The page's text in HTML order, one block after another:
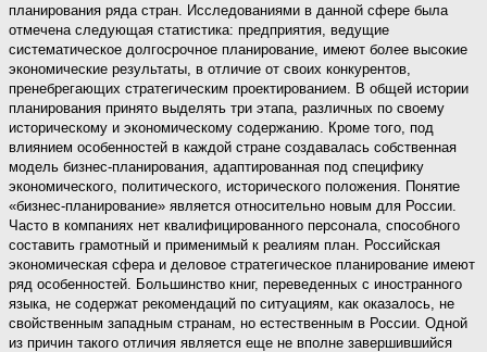
планирования ряда стран. Исследованиями в данной сфере была
отмечена следующая статистика: предприятия, ведущие
систематическое долгосрочное планирование, имеют более высокие
экономические результаты, в отличие от своих конкурентов,
пренебрегающих стратегическим проектированием. В общей истории
планирования принято выделять три этапа, различных по своему
историческому и экономическому содержанию. Кроме того, под
влиянием особенностей в каждой стране создавалась собственная
модель бизнес-планирования, адаптированная под специфику
экономического, политического, исторического положения. Понятие
«бизнес-планирование» является относительно новым для России.
Часто в компаниях нет квалифицированного персонала, способного
составить грамотный и применимый к реалиям план. Российская
экономическая сфера и деловое стратегическое планирование имеют
ряд особенностей. Большинство книг, переведенных с иностранного
языка, не содержат рекомендаций по ситуациям, как оказалось, не
свойственным западным странам, но естественным в России. Одной
из причин такого отличия является еще не вполне завершившийся